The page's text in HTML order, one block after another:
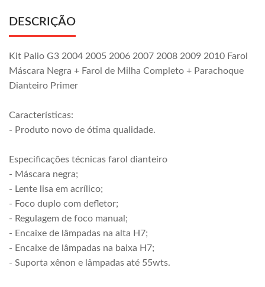
DESCRIÇÃO
Kit Palio G3 2004 2005 2006 2007 2008 2009 2010 Farol
Máscara Negra + Farol de Milha Completo + Parachoque
Dianteiro Primer
Características:
- Produto novo de ótima qualidade.
Especificações técnicas farol dianteiro
- Máscara negra;
- Lente lisa em acrílico;
- Foco duplo com defletor;
- Regulagem de foco manual;
- Encaixe de lâmpadas na alta H7;
- Encaixe de lâmpadas na baixa H7;
- Suporta xênon e lâmpadas até 55wts.